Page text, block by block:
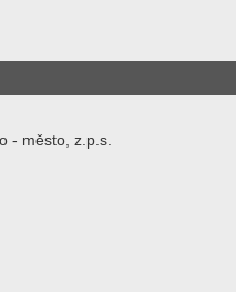
- město, z.p.s.